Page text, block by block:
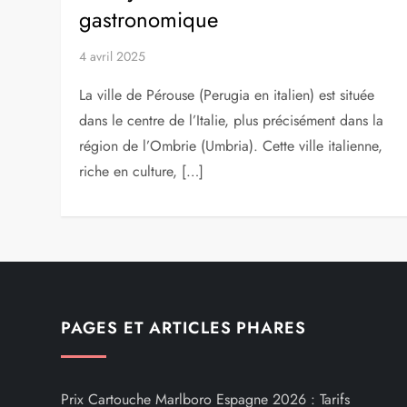
gastronomique
4 avril 2025
La ville de Pérouse (Perugia en italien) est située
dans le centre de l’Italie, plus précisément dans la
région de l’Ombrie (Umbria). Cette ville italienne,
riche en culture, […]
PAGES ET ARTICLES PHARES
Prix Cartouche Marlboro Espagne 2026 : Tarifs